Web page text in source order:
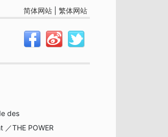
简体网站 繁体网站
des
THE POWER